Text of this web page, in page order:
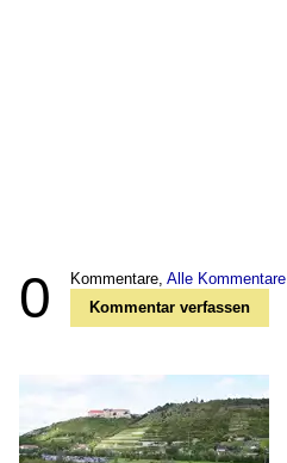
0 Kommentare, Alle Kommentare
Kommentar verfassen